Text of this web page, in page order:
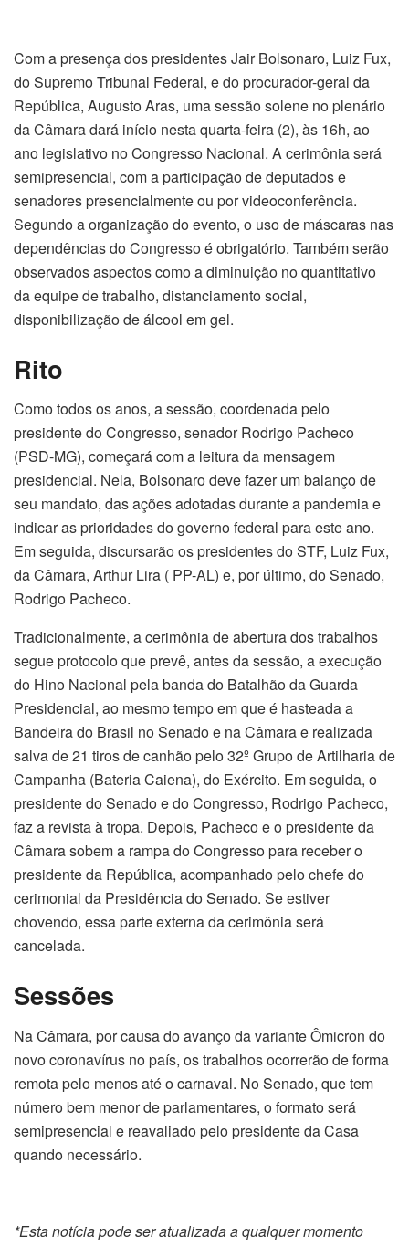
Com a presença dos presidentes Jair Bolsonaro, Luiz Fux,
do Supremo Tribunal Federal, e do procurador-geral da
República, Augusto Aras, uma sessão solene no plenário
da Câmara dará início nesta quarta-feira (2), às 16h, ao
ano legislativo no Congresso Nacional. A cerimônia será
semipresencial, com a participação de deputados e
senadores presencialmente ou por videoconferência.
Segundo a organização do evento, o uso de máscaras nas
dependências do Congresso é obrigatório. Também serão
observados aspectos como a diminuição no quantitativo
da equipe de trabalho, distanciamento social,
disponibilização de álcool em gel.
Rito
Como todos os anos, a sessão, coordenada pelo
presidente do Congresso, senador Rodrigo Pacheco
(PSD-MG), começará com a leitura da mensagem
presidencial. Nela, Bolsonaro deve fazer um balanço de
seu mandato, das ações adotadas durante a pandemia e
indicar as prioridades do governo federal para este ano.
Em seguida, discursarão os presidentes do STF, Luiz Fux,
da Câmara, Arthur Lira ( PP-AL) e, por último, do Senado,
Rodrigo Pacheco.
Tradicionalmente, a cerimônia de abertura dos trabalhos
segue protocolo que prevê, antes da sessão, a execução
do Hino Nacional pela banda do Batalhão da Guarda
Presidencial, ao mesmo tempo em que é hasteada a
Bandeira do Brasil no Senado e na Câmara e realizada
salva de 21 tiros de canhão pelo 32º Grupo de Artilharia de
Campanha (Bateria Caiena), do Exército. Em seguida, o
presidente do Senado e do Congresso, Rodrigo Pacheco,
faz a revista à tropa. Depois, Pacheco e o presidente da
Câmara sobem a rampa do Congresso para receber o
presidente da República, acompanhado pelo chefe do
cerimonial da Presidência do Senado. Se estiver
chovendo, essa parte externa da cerimônia será
cancelada.
Sessões
Na Câmara, por causa do avanço da variante Ômicron do
novo coronavírus no país, os trabalhos ocorrerão de forma
remota pelo menos até o carnaval. No Senado, que tem
número bem menor de parlamentares, o formato será
semipresencial e reavaliado pelo presidente da Casa
quando necessário.
*Esta notícia pode ser atualizada a qualquer momento